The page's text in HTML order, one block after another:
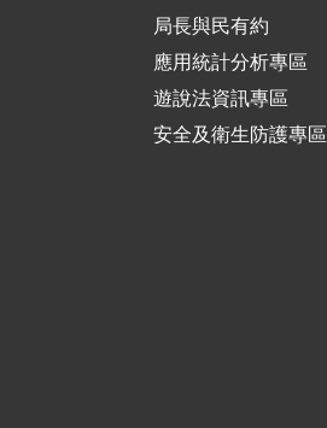
局長與民有約
應用統計分析專區
遊說法資訊專區
安全及衛生防護專區